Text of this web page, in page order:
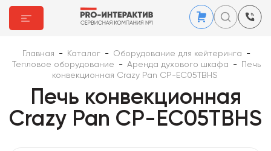
Главная - Каталог - Оборудование для кейтеринга
-
Тепловое оборудование
- Аренда духового шкафа -
Печь
конвекционная Crazy Pan CP-EC05TBHS
Печь конвекционная
Crazy Pan CP-EC05TBHS